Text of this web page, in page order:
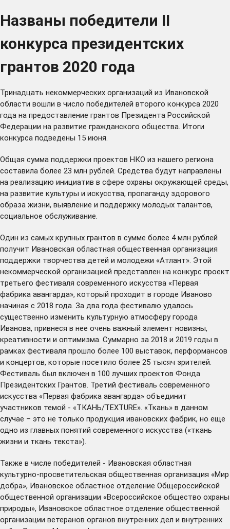
Названы победители II
конкурса президентских
грантов 2020 года
Тринадцать некоммерческих организаций из Ивановской
области вошли в число победителей второго конкурса 2020
года на предоставление грантов Президента Российской
Федерации на развитие гражданского общества. Итоги
конкурса подведены 15 июня.
Общая сумма поддержки проектов НКО из нашего региона
составила более 23 млн рублей. Средства будут направлены
на реализацию инициатив в сфере охраны окружающей среды,
на развитие культуры и искусства, пропаганду здорового
образа жизни, выявление и поддержку молодых талантов,
социальное обслуживание.
Один из самых крупных грантов в сумме более 4 млн рублей
получит Ивановская областная общественная организация
поддержки творчества детей и молодежи «Атлант». Этой
некоммерческой организацией представлен на конкурс проект
третьего фестиваля современного искусства «Первая
фабрика авангарда», который проходит в городе Иваново
начиная с 2018 года. За два года фестивалю удалось
существенно изменить культурную атмосферу города
Иванова, привнеся в нее очень важный элемент новизны,
креативности и оптимизма. Суммарно за 2018 и 2019 годы в
рамках фестиваля прошло более 100 выставок, перформансов
и концертов, которые посетило более 25 тысяч зрителей.
Фестиваль был включен в 100 лучших проектов Фонда
Президентских Грантов. Третий фестиваль современного
искусства «Первая фабрика авангарда» объединит
участников темой - «ТКАНЬ/TEXTURE». «Ткань» в данном
случае – это не только продукция ивановских фабрик, но еще
одно из главных понятий современного искусства («ткань
жизни и ткань текста»).
Также в числе победителей - Ивановская областная
культурно-просветительская общественная организация «Мир
добра», Ивановское областное отделение Общероссийской
общественной организации «Всероссийское общество охраны
природы», Ивановское областное отделение общественной
организации ветеранов органов внутренних дел и внутренних